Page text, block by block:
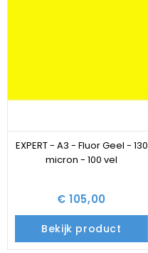
EXPERT - A3 - Fluor Geel - 130
micron - 100 vel
€ 105,00
Bekijk product